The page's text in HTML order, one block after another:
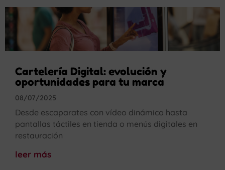
Cartelería Digital: evolución y
oportunidades para tu marca
08/07/2025
Desde escaparates con vídeo dinámico hasta
pantallas táctiles en tienda o menús digitales en
restauración
leer más